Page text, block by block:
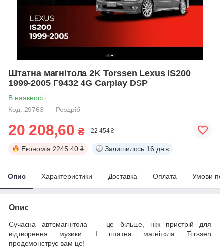
Штатна магнітола 2K Torssen Lexus IS200
1999-2005 F9432 4G Carplay DSP
В наявності
Код: 29763
Роздріб
20 208,60 ₴ 22 454 ₴
Економія 2245.40 ₴ Залишилось 16 днів
Опис Характеристики Доставка Оплата Умови
Опис
Сучасна автомагнітола — це більше, ніж пристрій для
відтворення музики. І штатна магнітола Torssen
продемонструє вам це!